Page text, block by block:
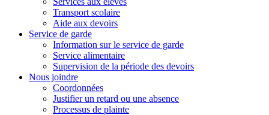
Transport scolaire
Aide aux devoirs
Service de garde
Information sur le service de garde
Service alimentaire
Supervision de la période des devoirs
Nous joindre
Coordonnées
Justifier un retard ou une absence
Processus de plainte